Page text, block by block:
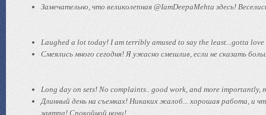
Замечательно, что великолепная @IamDeepaMehta здесь!
Laughed a lot today! I am terribly amused to say the least...gotta
Смеялись много сегодня! Я ужасно смешлив, если не сказать
Long day on sets! No complaints.. good work, and more
Длинный день на съемках! Никаких жалоб... хорошая работа, и
завтра! Спокойной ночи!